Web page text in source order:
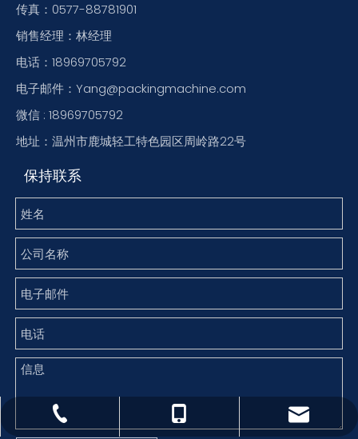
0577-88781900
18969705792
Yang@packingmachine.com
传真：0577-88781901
销售经理：林经理
电话：18969705792
电子邮件：Yang@packingmachine.com
微信 : 18969705792
地址：温州市鹿城轻工特色园区周岭路22号
保持联系